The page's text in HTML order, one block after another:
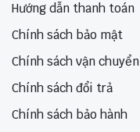
Hướng dẫn thanh toán
Chính sách bảo mật
Chính sách vận chuyển
Chính sách đổi trả
Chính sách bảo hành